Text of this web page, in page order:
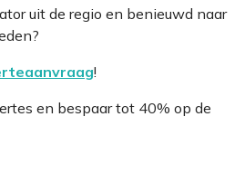
uit de regio en benieuwd naar
!
en bespaar tot 40% op de